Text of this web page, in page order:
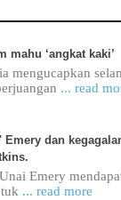
mahu ‘angkat kaki’
mengucapkan
... read
dan
Emery
... read more